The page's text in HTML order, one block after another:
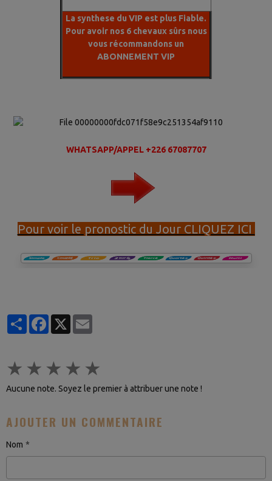
La synthese du VIP est plus Fiable.
Pour avoir nos 6 chevaux sûrs nous
vous récommandons un
ABONNEMENT VIP
WHATSAPP/APPEL +226 67087707
Pour voir le pronostic du Jour CLIQUEZ ICI
PartagerFacebook
★ ★ ★ ★ ★
Aucune note. Soyez le premier à attribuer une note !
AJOUTER UN COMMENTAIRE
Nom